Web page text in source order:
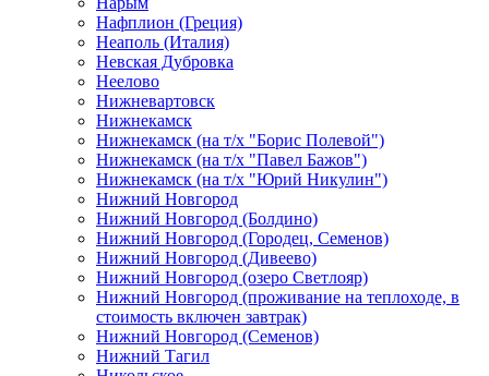
Нафплион (Греция)
Неаполь (Италия)
Невская Дубровка
Неелово
Нижневартовск
Нижнекамск
Нижнекамск (на т/х "Борис Полевой")
Нижнекамск (на т/х "Павел Бажов")
Нижнекамск (на т/х "Юрий Никулин")
Нижний Новгород
Нижний Новгород (Болдино)
Нижний Новгород (Городец, Семенов)
Нижний Новгород (Дивеево)
Нижний Новгород (озеро Светлояр)
Нижний Новгород (проживание на теплоходе, в
стоимость включен завтрак)
Нижний Новгород (Семенов)
Нижний Тагил